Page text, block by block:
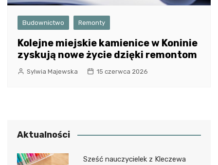
Budownictwo Remonty
Kolejne miejskie kamienice w Koninie
zyskują nowe życie dzięki remontom
Sylwia Majewska 15 czerwca 2026
Aktualności
Sześć nauczycielek z Kleczewa